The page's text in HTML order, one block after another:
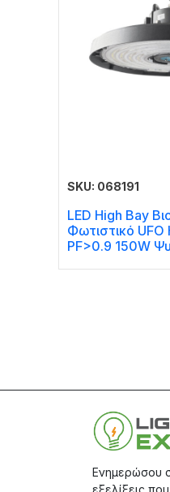
SKU: 068191
LED High Bay
Φωτιστικό UFO
PF>0.9 150W
Ενημερώσου
εξελίξεις